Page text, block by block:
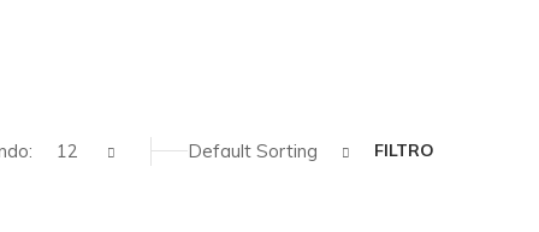
FILTRO
Default Sorting
12